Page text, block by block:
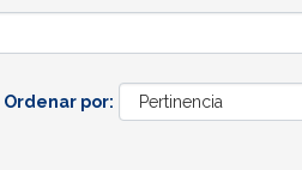
Ordenar por